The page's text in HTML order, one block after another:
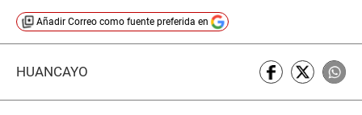
Añadir Correo como fuente preferida en
HUANCAYO